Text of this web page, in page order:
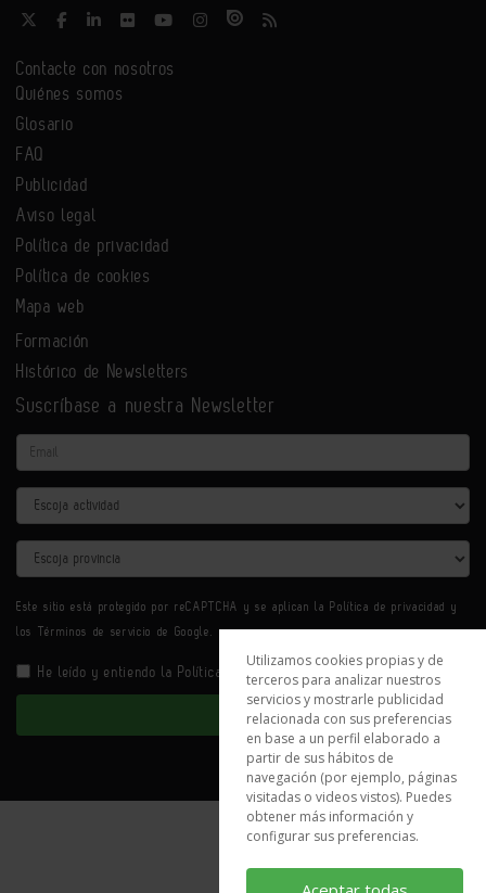
Contacte con nosotros
Quiénes somos
Glosario
FAQ
Publicidad
Aviso legal
Política de privacidad
Política de cookies
Mapa web
Formación
Histórico de Newsletters
Suscríbase a nuestra Newsletter
Email
Actividad
Provincia
Este sitio está protegido por reCAPTCHA y se aplican laPolítica de privacidad y
los Términos de servicio de Google.
He leído y entiendo la Política de Privacidad
Enviar
Utilizamos cookies propias y de
terceros para analizar nuestros
servicios y mostrarle publicidad
relacionada con sus preferencias
en base a un perfil elaborado a
partir de sus hábitos de
navegación (por ejemplo, páginas
visitadas o videos vistos). Puedes
obtener más información y
configurar sus preferencias.